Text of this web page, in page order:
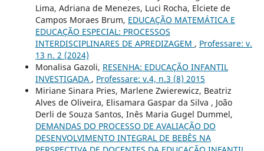
Lima, Adriana de Menezes, Luci Rocha, Elciete de
Campos Moraes Brum, EDUCAÇÃO MATEMÁTICA E
EDUCAÇÃO ESPECIAL: PROCESSOS
INTERDISCIPLINARES DE APREDIZAGEM , Professare: v.
13 n. 2 (2024)
Monalisa Gazoli, RESENHA: EDUCAÇÃO INFANTIL
INVESTIGADA , Professare: v.4, n.3 (8) 2015
Miriane Sinara Pries, Marlene Zwierewicz, Beatriz
Alves de Oliveira, Elisamara Gaspar da Silva , João
Derli de Souza Santos, Inês Maria Gugel Dummel,
DEMANDAS DO PROCESSO DE AVALIAÇÃO DO
DESENVOLVIMENTO INTEGRAL DE BEBÊS NA